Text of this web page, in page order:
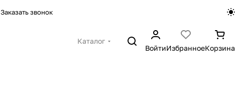
Заказать звонок
Каталог
ВойтиИзбранноеКорзина